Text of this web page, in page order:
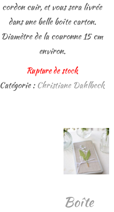
cordon cuir, et vous sera livrée
dans une belle boîte carton.
Diamètre de la couronne 15 cm
environ.
Rupture de stock
Catégorie : Christiane Dahlbeck
Boîte